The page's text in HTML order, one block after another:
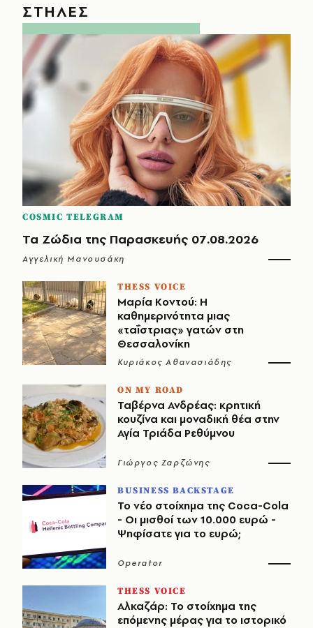
ΣΤΗΛΕΣ
COSMIC TELEGRAM
Τα Ζώδια της Παρασκευής 07.08.2026
Αγγελική Μανουσάκη
THESS VOICE
Μαρία Κοντού: Η
καθημερινότητα μιας
«ταΐστριας» γατών στη
Θεσσαλονίκη
Κυριάκος Αθανασιάδης
ON MY ROAD
Ταβέρνα Ανδρέας: κρητική
κουζίνα και μοναδική θέα στην
Αγία Τριάδα Ρεθύμνου
Γιώργος Ζαρζώνης
BUSINESS BACKSTAGE
Το νέο στοίχημα της Coca-Cola
- Οι μισθοί των 10.000 ευρώ -
Ψηφίσατε για το ευρώ;
Operator
THESS VOICE
Αλκαζάρ: Το στοίχημα της
επόμενης μέρας για το ιστορικό